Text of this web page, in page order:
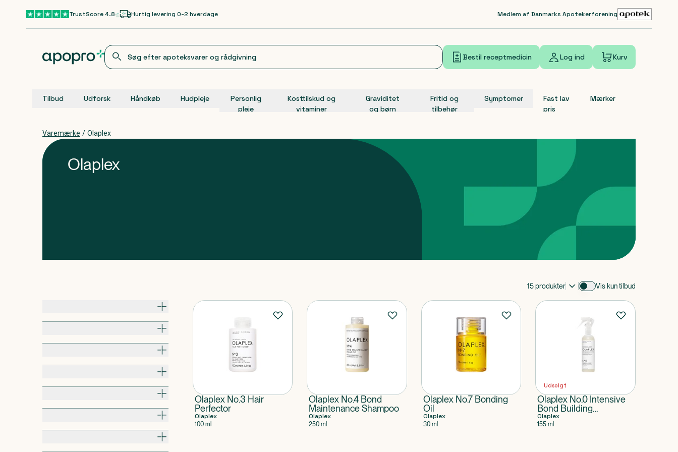
Gå til hovedindholdTrustScore 4.8 Hurtig levering 0-2 hverdage Medlem af Danmarks Apotekerforening
Bestil receptmedicin Log ind Kurv
Tilbud Udforsk Håndkøb Hudpleje
Personlig
pleje
Kosttilskud og
vitaminer
Graviditet
og børn
Fritid og
tilbehør
Symptomer
Fast lav
pris
Mærker
Varemærke / Olaplex
Olaplex
15produkter Vis kun tilbud
Olaplex No.3 Hair
Perfector
Olaplex
100 ml
Olaplex No.4 Bond
Maintenance Shampoo
Olaplex
250 ml
Olaplex No.7 Bonding
Oil
Olaplex
30 ml
Udsolgt
Olaplex No.0 Intensive
Bond Building
Treatment
Olaplex
155 ml